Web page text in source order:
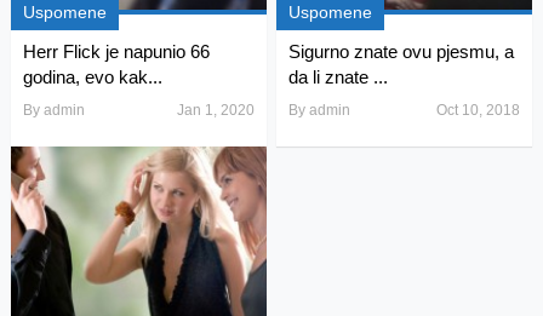
Uspomene
Herr Flick je napunio 66
godina, evo kak...
By admin Jan 1, 2020
Uspomene
Sigurno znate ovu pjesmu, a
da li znate ...
Byadmin Oct 10, 2018